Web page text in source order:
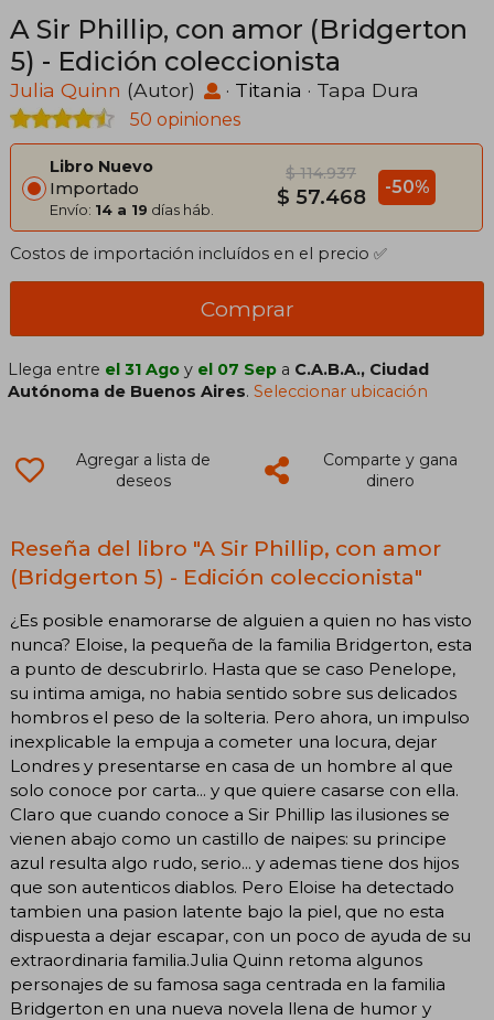
A Sir Phillip, con amor (Bridgerton
5) - Edición coleccionista
Julia Quinn (Autor) · Titania · Tapa Dura
50 opiniones
Libro Nuevo
Importado
Envío: 14 a 19 días háb.
$ 114.937
$ 57.468 -50%
Costos de importación incluídos en el precio ✅
Comprar
Llega entre el 31 Ago y el 07 Sep a C.A.B.A., Ciudad
Autónoma de Buenos Aires.Seleccionar ubicación
Agregar a lista de
deseos
Comparte y gana
dinero
Reseña del libro "A Sir Phillip, con amor
(Bridgerton 5) - Edición coleccionista"
¿Es posible enamorarse de alguien a quien no has visto
nunca? Eloise, la pequeña de la familia Bridgerton, esta
a punto de descubrirlo. Hasta que se caso Penelope,
su intima amiga, no habia sentido sobre sus delicados
hombros el peso de la solteria. Pero ahora, un impulso
inexplicable la empuja a cometer una locura, dejar
Londres y presentarse en casa de un hombre al que
solo conoce por carta... y que quiere casarse con ella.
Claro que cuando conoce a Sir Phillip las ilusiones se
vienen abajo como un castillo de naipes: su principe
azul resulta algo rudo, serio... y ademas tiene dos hijos
que son autenticos diablos. Pero Eloise ha detectado
tambien una pasion latente bajo la piel, que no esta
dispuesta a dejar escapar, con un poco de ayuda de su
extraordinaria familia.Julia Quinn retoma algunos
personajes de su famosa saga centrada en la familia
Bridgerton en una nueva novela llena de humor y